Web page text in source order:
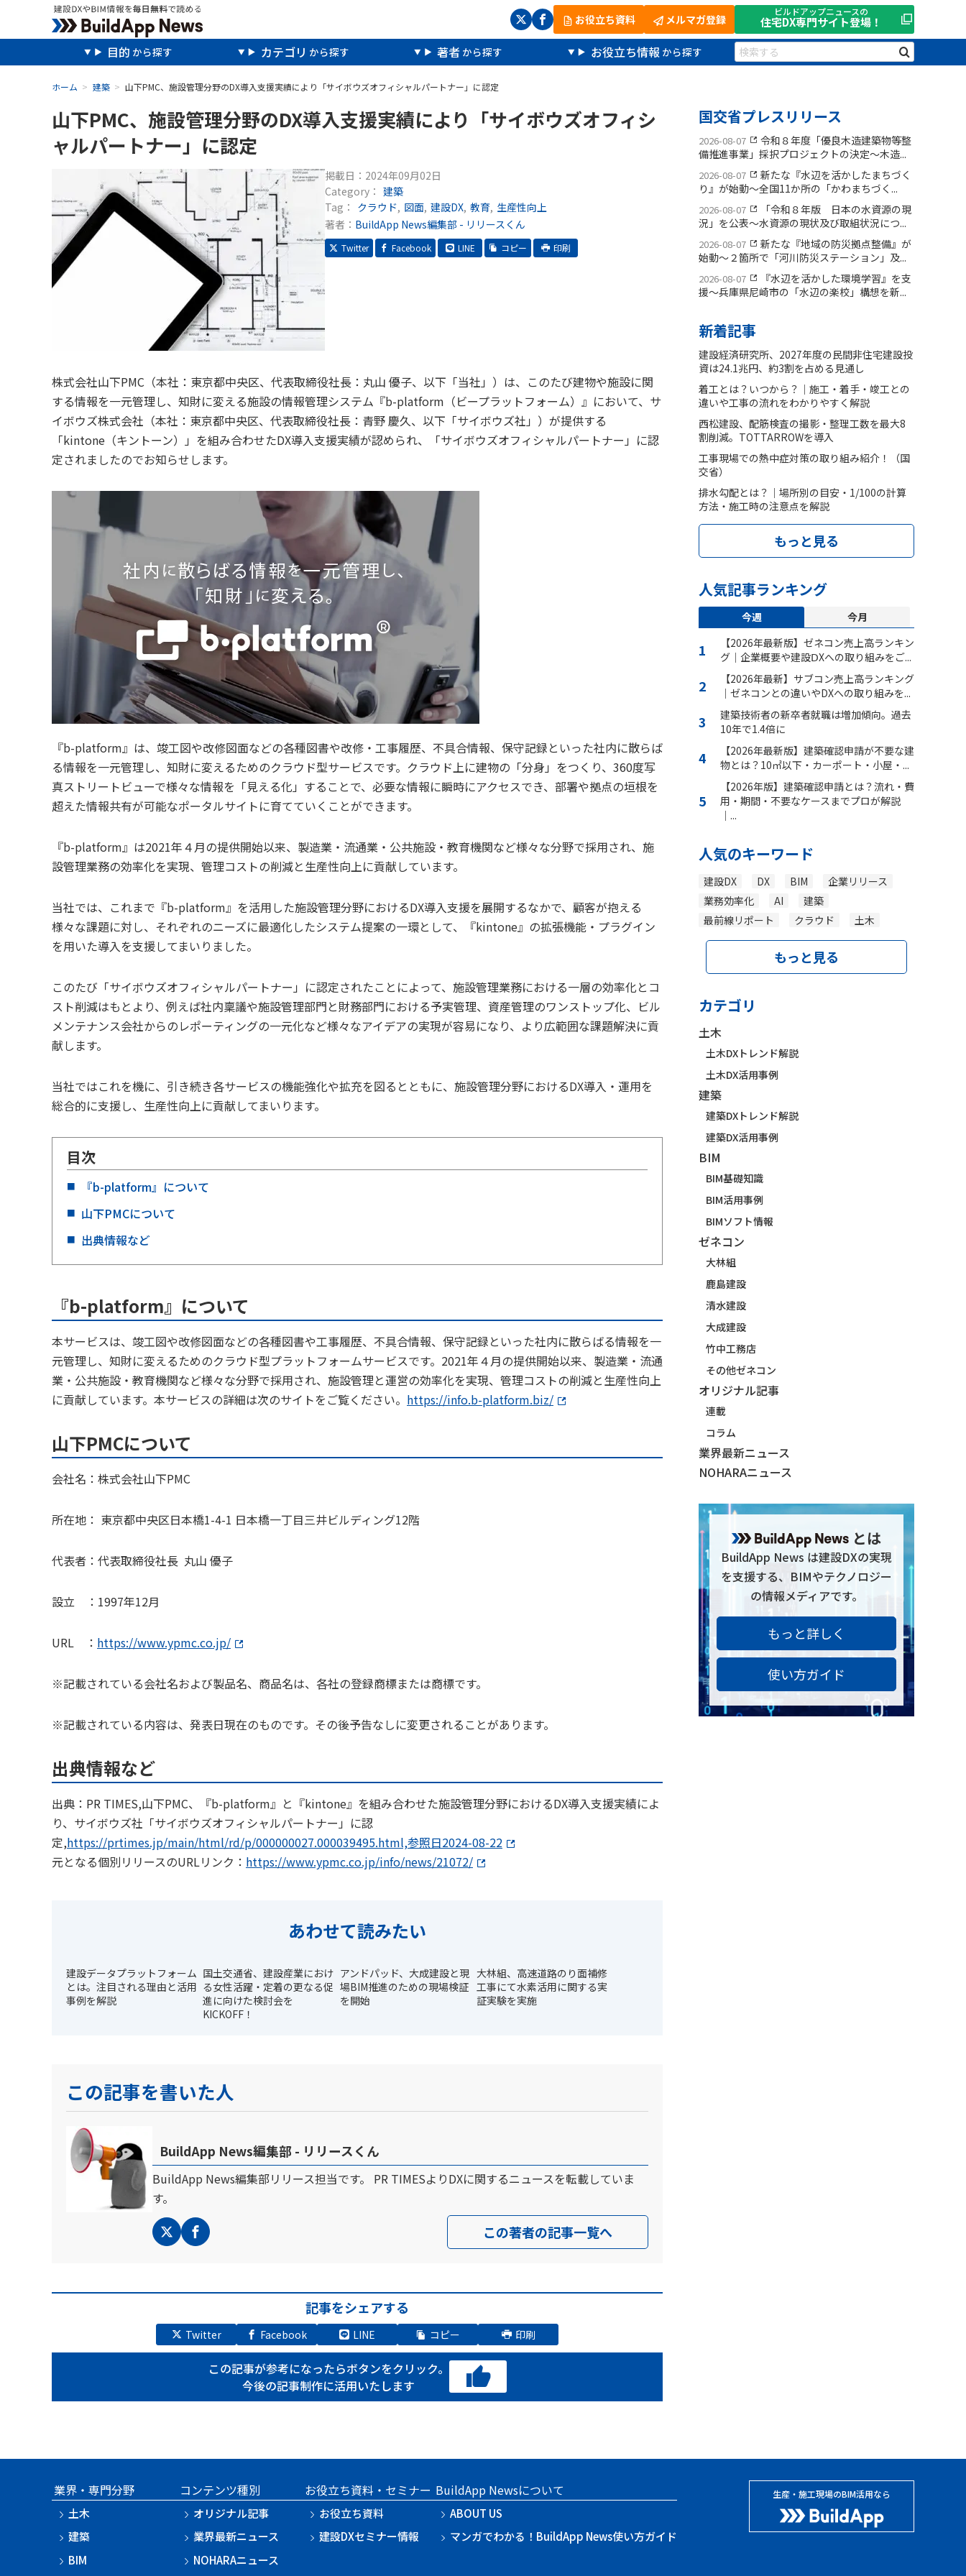
お役立ち資料 メルマガ登録
ビルドアップニュースの
住宅DX専門サイト登場！
目的 カテゴリ 著者 お役立ち情報
ホーム 建築 山下PMC、施設管理分野のDX導入支援実績により「サイボウズオフィシャルパートナー」に認定
山下PMC、施設管理分野のDX導入支援実績により「サイボウズオフィシ
ャルパートナー」に認定
掲載日： 2024年09月02日
Category： 建築
Tag： クラウド 図面 建設DX 教育 生産性向上
著者： BuildApp News編集部 - リリースくん
Twitter Facebook LINE コピー 印刷
株式会社山下PMC（本社：東京都中央区、代表取締役社長：丸山 優子、以下「当社」）は、このたび建物や施設に関
する情報を一元管理し、知財に変える施設の情報管理システム『b-platform（ビープラットフォーム）』において、サ
イボウズ株式会社（本社：東京都中央区、代表取締役社長：青野 慶久、以下「サイボウズ社」）が提供する
「kintone（キントーン）」を組み合わせたDX導入支援実績が認められ、「サイボウズオフィシャルパートナー」に認
定されましたのでお知らせします。
『b-platform』は、竣工図や改修図面などの各種図書や改修・工事履歴、不具合情報、保守記録といった社内に散らば
る情報を一元管理し、知財に変えるためのクラウド型サービスです。クラウド上に建物の「分身」をつくり、360度写
真ストリートビューで様々な情報を「見える化」することで、必要な情報に瞬時にアクセスでき、部署や拠点の垣根を
超えた情報共有が可能なポータルサイトに育てていくことができます。
『b-platform』は2021年４月の提供開始以来、製造業・流通業・公共施設・教育機関など様々な分野で採用され、施
設管理業務の効率化を実現、管理コストの削減と生産性向上に貢献しています。
当社では、これまで『b-platform』を活用した施設管理分野におけるDX導入支援を展開するなかで、顧客が抱える
様々な課題に対し、それぞれのニーズに最適化したシステム提案の一環として、『kintone』の拡張機能・プラグイン
を用いた導入を支援してまいりました。
このたび「サイボウズオフィシャルパートナー」に認定されたことによって、施設管理業務における一層の効率化とコ
スト削減はもとより、例えば社内稟議や施設管理部門と財務部門における予実管理、資産管理のワンストップ化、ビル
メンテナンス会社からのレポーティングの一元化など様々なアイデアの実現が容易になり、より広範囲な課題解決に貢
献します。
当社ではこれを機に、引き続き各サービスの機能強化や拡充を図るとともに、施設管理分野におけるDX導入・運用を
総合的に支援し、生産性向上に貢献してまいります。
目次
『b-platform』について
山下PMCについて
出典情報など
『b-platform』について
本サービスは、竣工図や改修図面などの各種図書や工事履歴、不具合情報、保守記録といった社内に散らばる情報を一
元管理し、知財に変えるためのクラウド型プラットフォームサービスです。2021年４月の提供開始以来、製造業・流通
業・公共施設・教育機関など様々な分野で採用され、施設管理と運営の効率化を実現、管理コストの削減と生産性向上
に貢献しています。本サービスの詳細は次のサイトをご覧ください。 https://info.b-platform.biz/
山下PMCについて
会社名：株式会社山下PMC
所在地： 東京都中央区日本橋1-4-1 日本橋一丁目三井ビルディング12階
代表者：代表取締役社長 丸山 優子
設立 ：1997年12月
URL ： https://www.ypmc.co.jp/
※記載されている会社名および製品名、商品名は、各社の登録商標または商標です。
※記載されている内容は、発表日現在のものです。その後予告なしに変更されることがあります。
出典情報など
出典：PR TIMES,山下PMC、『b-platform』と『kintone』を組み合わせた施設管理分野におけるDX導入支援実績によ
り、サイボウズ社「サイボウズオフィシャルパートナー」に認
定,https://prtimes.jp/main/html/rd/p/000000027.000039495.html,参照日2024-08-22
元となる個別リリースのURLリンク： https://www.ypmc.co.jp/info/news/21072/
あわせて読みたい
建設データプラットフォーム
とは。注目される理由と活用
事例を解説
国土交通省、建設産業におけ
る女性活躍・定着の更なる促
進に向けた検討会を
KICKOFF！
アンドパッド、大成建設と現
場BIM推進のための現場検証
を開始
大林組、高速道路のり面補修
工事にて水素活用に関する実
証実験を実施
この記事を書いた人
BuildApp News編集部 - リリースくん
BuildApp News編集部リリース担当です。 PR TIMESよりDXに関するニュースを転載していま
す。
この著者の記事一覧へ
記事をシェアする
Twitter Facebook LINE コピー 印刷
この記事が参考になったらボタンをクリック。
今後の記事制作に活用いたします
国交省プレスリリース
2026-08-07
令和８年度「優良木造建築物等整
備推進事業」採択プロジェクトの決定〜木造...
2026-08-07
新たな『水辺を活かしたまちづく
り』が始動〜全国11か所の「かわまちづく...
2026-08-07
「令和８年版 日本の水資源の現
況」を公表〜水資源の現状及び取組状況につ...
2026-08-07
新たな『地域の防災拠点整備』が
始動〜２箇所で「河川防災ステーション」及...
2026-08-07
『水辺を活かした環境学習』を支
援〜兵庫県尼崎市の「水辺の楽校」構想を新...
新着記事
建設経済研究所、2027年度の民間非住宅建設投
資は24.1兆円、約3割を占める見通し
着工とは？いつから？｜施工・着手・竣工との
違いや工事の流れをわかりやすく解説
西松建設、配筋検査の撮影・整理工数を最大8
割削減。TOTTARROWを導入
工事現場での熱中症対策の取り組み紹介！（国
交省）
排水勾配とは？｜場所別の目安・1/100の計算
方法・施工時の注意点を解説
もっと見る
人気記事ランキング
今週
今月
【2026年最新版】ゼネコン売上高ランキン
グ｜企業概要や建設ⅮXへの取り組みをご...
【2026年最新】サブコン売上高ランキング
｜ゼネコンとの違いやDXへの取り組みを...
建築技術者の新卒者就職は増加傾向。過去
10年で1.4倍に
【2026年最新版】建築確認申請が不要な建
物とは？10㎡以下・カーポート・小屋・...
【2026年版】建築確認申請とは？流れ・費
用・期間・不要なケースまでプロが解説
｜...
人気のキーワード
建設DX DX BIM
企業リリース
業務効率化
AI
建築
最前線リポート
クラウド 土木
もっと見る
カテゴリ
土木
土木DXトレンド解説
土木DX活用事例
建築
建築DXトレンド解説
建築DX活用事例
BIM
BIM基礎知識
BIM活用事例
BIMソフト情報
ゼネコン
大林組
鹿島建設
清水建設
大成建設
竹中工務店
その他ゼネコン
オリジナル記事
連載
コラム
業界最新ニュース
NOHARAニュース
とは
BuildApp News は建設DXの実現
を支援する、BIMやテクノロジー
の情報メディアです。
もっと詳しく
使い方ガイド
業界・専門分野
土木
建築
BIM
コンテンツ種別
オリジナル記事
業界最新ニュース
NOHARAニュース
お役立ち資料・セミナー
お役立ち資料
建設DXセミナー情報
BuildApp Newsについて
ABOUT US
マンガでわかる！BuildApp News使い方ガイド
生産・施工現場のBIM活用なら